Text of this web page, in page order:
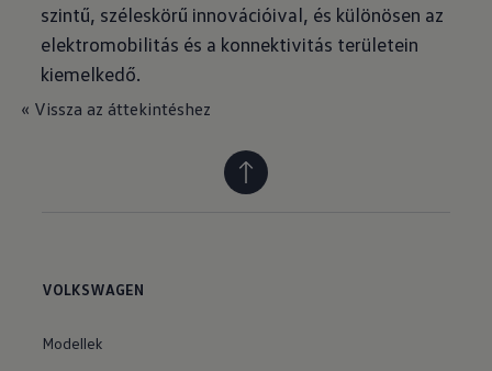
szintű, széleskörű innovációival, és különösen az
elektromobilitás és a konnektivitás területein
kiemelkedő.
« Vissza az áttekintéshez
VOLKSWAGEN
Modellek